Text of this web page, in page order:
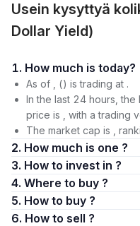
Usein kysyttyä
Dollar Yield)
1. How much is today?
As of , () is trading at .
In the last 24 hours,
price is , with a trading
The market cap is ,
2. How much is one ?
3. How to invest in ?
4. Where to buy ?
5. How to buy ?
6. How to sell ?